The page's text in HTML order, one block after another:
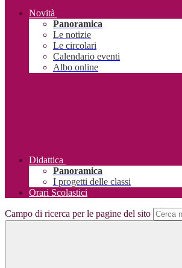
Novità
Panoramica
Le notizie
Le circolari
Calendario eventi
Albo online
Didattica
Panoramica
I progetti delle classi
Orari Scolastici
Campo di ricerca per le pagine del sito